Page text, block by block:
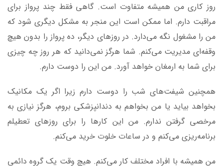
روز کاری من همیشه متفاوت است. گاهی فقط چند پرواز برای
مراقبت دارم. اما ممکن است این منجر به مشکل دیگری شود که
من را مشغول نگه می‌دارد. در روزهای دیگر، ده پرواز را بدون هیچ
وقفه‌ای مدیریت می‌کنم. شما هرگز نمی‌دانید که هر روز چه چیزی
برای شما به ارمغان خواهد آورد. من این را دوست دارم.
همچنین شیفت‌های شب را دوست دارم زیرا اگر یک مکانیک
بخواهد بیاید یا من بخواهم به دندانپزشکی بروم، هرگز نیازی به
مرخصی گرفتن ندارم. من این کارها را برای روزهای تعطیلم
برنامه‌ریزی می‌کنم و در ساعات خلوت خرید می‌کنم.
من همیشه با افراد مختلف کار می‌کنم. هیچ وقت یک گروه دائمی